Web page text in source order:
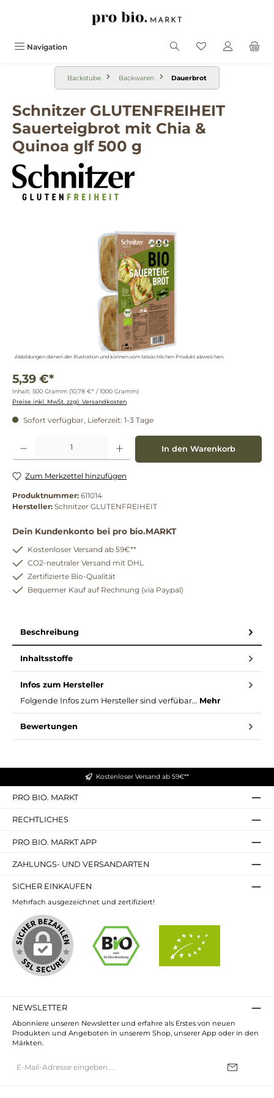
Navigation
Backstube Backwaren Dauerbrot
Schnitzer GLUTENFREIHEIT
Sauerteigbrot mit Chia &
Quinoa glf 500 g
Abbildungen dienen der Illustration und können vom tatsächlichen Produkt abweichen.
5,39 €*
Inhalt: 500 Gramm (10,78 €* / 1000 Gramm)
Preise inkl. MwSt. zzgl. Versandkosten
Sofort verfügbar, Lieferzeit: 1-3 Tage
Produkt Anzahl: Gib den gewünschten Wert ein oder benutze die Schaltflächen um
In den Warenkorb
Zum Merkzettel hinzufügen
Produktnummer: 611014
Hersteller: Schnitzer GLUTENFREIHEIT
Dein Kundenkonto bei pro bio.MARKT
Kostenloser Versand ab 59€**
CO2-neutraler Versand mit DHL
Zertifizierte Bio-Qualität
Bequemer Kauf auf Rechnung (via Paypal)
Beschreibung
Inhaltsstoffe
Infos zum Hersteller
Folgende Infos zum Hersteller sind verfübar... Mehr
Bewertungen
Kostenloser Versand ab 59€**
PRO BIO. MARKT
RECHTLICHES
PRO BIO. MARKT APP
ZAHLUNGS- UND VERSANDARTEN
SICHER EINKAUFEN
Mehrfach ausgezeichnet und zertifiziert!
NEWSLETTER
Abonniere unseren Newsletter und erfahre als Erstes von neuen
Produkten und Angeboten in unserem Shop, unserer App oder in den
Märkten.
Mail-